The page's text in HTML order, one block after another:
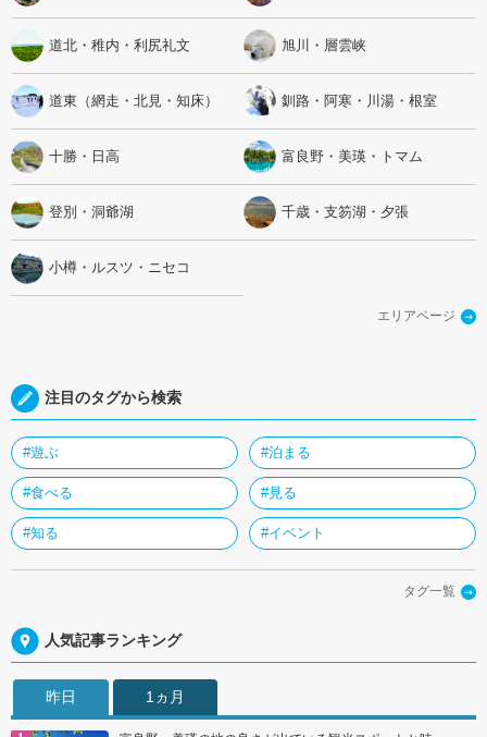
道北・稚内・利尻礼文 旭川・層雲峡
道東（網走・北見・知床） 釧路・阿寒・川湯・根室
十勝・日高 富良野・美瑛・トマム
登別・洞爺湖 千歳・支笏湖・夕張
小樽・ルスツ・ニセコ
エリアページ
注目のタグから検索
#遊ぶ #泊まる
#食べる #見る
#知る #イベント
タグ一覧
人気記事ランキング
昨日 1ヵ月